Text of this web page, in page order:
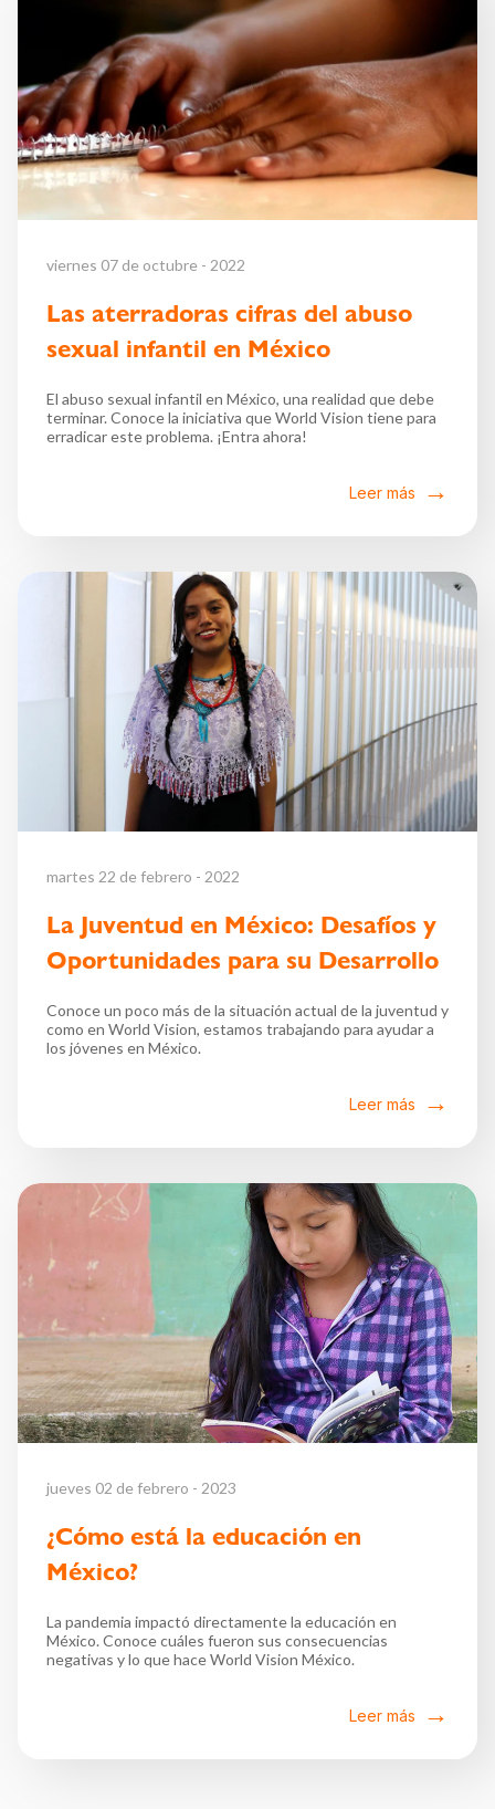
viernes 07 de octubre - 2022
Las aterradoras cifras del abuso
sexual infantil en México
El abuso sexual infantil en México, una realidad que debe
terminar. Conoce la iniciativa que World Vision tiene para
erradicar este problema. ¡Entra ahora!
Leer más
martes 22 de febrero - 2022
La Juventud en México: Desafíos y
Oportunidades para su Desarrollo
Conoce un poco más de la situación actual de la juventud y
como en World Vision, estamos trabajando para ayudar a
los jóvenes en México.
Leer más
jueves 02 de febrero - 2023
¿Cómo está la educación en
México?
La pandemia impactó directamente la educación en
México. Conoce cuáles fueron sus consecuencias
negativas y lo que hace World Vision México.
Leer más